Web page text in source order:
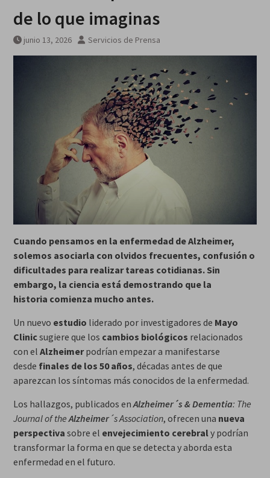
de lo que imaginas
junio 13, 2026 Servicios de Prensa
Cuando pensamos en la enfermedad de Alzheimer,
solemos asociarla con olvidos frecuentes, confusión o
dificultades para realizar tareas cotidianas. Sin
embargo, la ciencia está demostrando que la
historia comienza mucho antes.
Un nuevo estudio liderado por investigadores de Mayo
Clinicsugiere que los cambios biológicos relacionados
con el Alzheimerpodrían empezar a manifestarse
desde finales de los 50 años, décadas antes de que
aparezcan los síntomas más conocidos de la enfermedad.
Los hallazgos, publicados en Alzheimer´s & Dementia: The
Journal of the Alzheimer´s Association, ofrecen una nueva
perspectiva sobre el envejecimiento cerebral y podrían
transformar la forma en que se detecta y aborda esta
enfermedad en el futuro.